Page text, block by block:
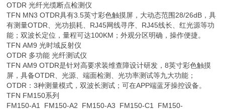
OTDR 光纤光缆断点检测仪
TFN MN3 OTDR具有3.5英寸彩色触摸屏，大动态范围28/26dB，具
有测量OTDR、光功损耗、RJ45网线寻序、RJ45线长、红光源等功
能；双波长定位，量程可达100KM；外观分区明确，操作便捷。
TFN AM9 光时域反射仪
OTDR 多功能 光纤测试仪
TFN AM9 OTDR是针对高要求装维查障设计研发，8英寸彩色触摸
屏，具备OTDR、光源、端面检测、光功率测试等九大功能；
OTDR：3种测量模式，双波长测试；可在APP端蓝牙操控设备。
TFN FM150系列
FM150-A1 FM150-A2 FM150-A3 FM150-C1 FM150-